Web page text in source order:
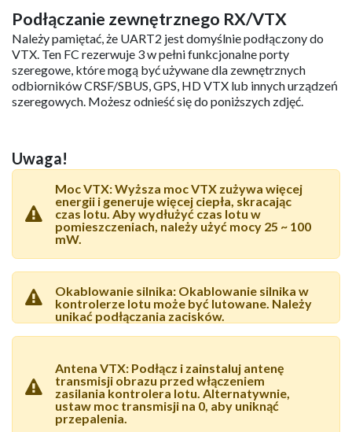
melodii rozruchowych.
UWAGA! NIE WOLNO flashować
oprogramowania sprzętowego z krótszym
interwałem, w przeciwnym razie istnieje
Podłączanie zewnętrznego RX/VTX
Należy pamiętać, że UART2 jest domyślnie podłączony do
VTX. Ten FC rezerwuje 3 w pełni funkcjonalne porty
szeregowe, które mogą być używane dla zewnętrznych
odbiorników CRSF/SBUS, GPS, HD VTX lub innych urządzeń
szeregowych. Możesz odnieść się do poniższych zdjęć.
Uwaga!
Moc VTX: Wyższa moc VTX zużywa więcej
energii i generuje więcej ciepła, skracając
czas lotu. Aby wydłużyć czas lotu w
pomieszczeniach, należy użyć mocy 25 ~ 100
mW.